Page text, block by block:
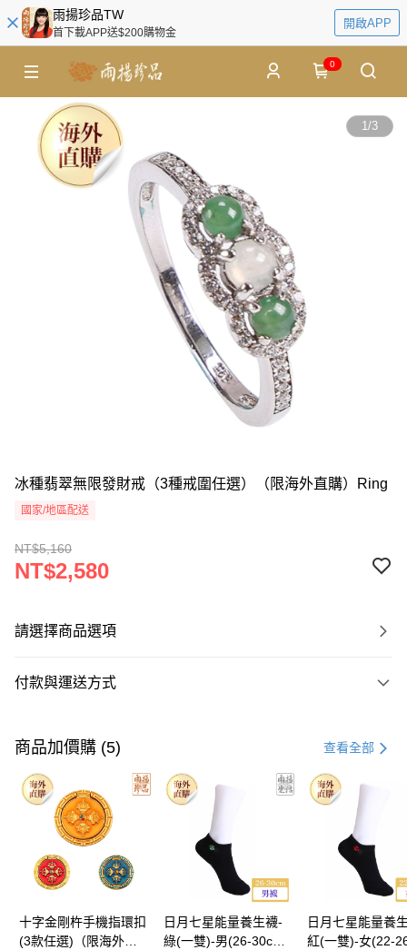
雨揚珍品TW
首下載APP送$200購物金
開啟APP
0
1/3
冰種翡翠無限發財戒（3種戒圍任選）（限海外直購）Ring
國家/地區配送
NT$5,160
NT$2,580
請選擇商品選項
付款與運送方式
信用卡一次付款
Apple Pay
Google Pay
運送方式
海外國際空運 查看運費
商品加價購 (5) 查看全部
十字金剛杵手機指環扣
(3款任選)（限海外直
日月七星能量養生襪-
綠(一雙)-男(26-30cm)-
日月七星能量養
紅(一雙)-女(22-